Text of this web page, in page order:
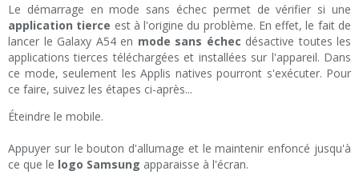
Le démarrage en mode sans échec permet de vérifier si une
application tierce est à l'origine du problème. En effet, le fait de
lancer le Galaxy A54 en mode sans échec désactive toutes les
applications tierces téléchargées et installées sur l'appareil. Dans
ce mode, seulement les Applis natives pourront s'exécuter. Pour
ce faire, suivez les étapes ci-après...
Éteindre le mobile.
Appuyer sur le bouton d'allumage et le maintenir enfoncé jusqu'à
ce que le logo Samsung apparaisse à l'écran.